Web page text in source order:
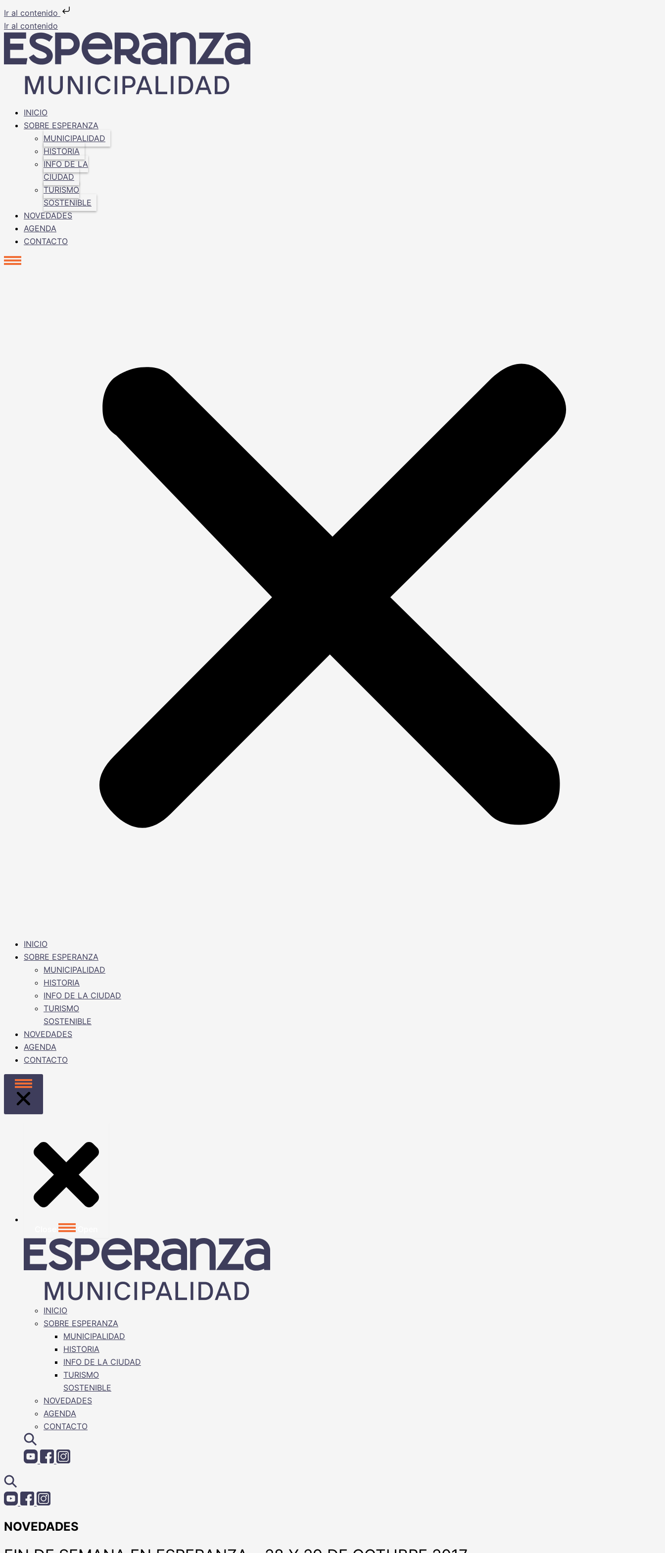
Ir al contenido
Ir al contenido
INICIO
SOBRE ESPERANZA
MUNICIPALIDAD
HISTORIA
INFO DE LA
CIUDAD
TURISMO
SOSTENIBLE
NOVEDADES
AGENDA
CONTACTO
INICIO
SOBRE ESPERANZA
MUNICIPALIDAD
HISTORIA
INFO DE LA CIUDAD
TURISMO
SOSTENIBLE
NOVEDADES
AGENDA
CONTACTO
INICIO
SOBRE ESPERANZA
MUNICIPALIDAD
HISTORIA
INFO DE LA CIUDAD
TURISMO
SOSTENIBLE
NOVEDADES
AGENDA
CONTACTO
NOVEDADES